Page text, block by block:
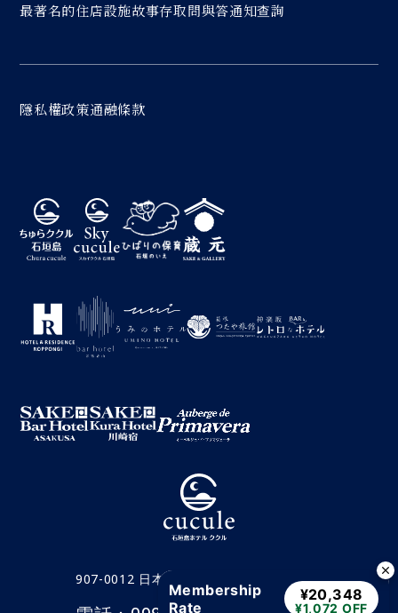
907-0012 日本沖繩縣石垣市三崎町 8-1
最著名的住店設施故事存取問與答通知查詢
隱私權政策通融條款
Membership
Rate
¥20,348
¥1,072 OFF